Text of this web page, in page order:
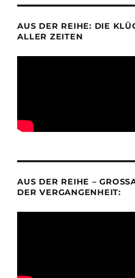
AUS DER REIHE: DIE
ALLER ZEITEN
AUS DER REIHE –
ER VERGANGENHEIT: